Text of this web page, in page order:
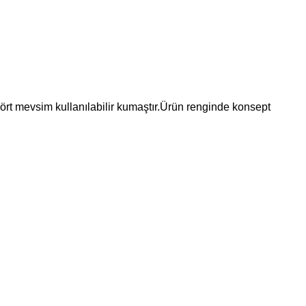
mevsim kullanılabilir kumaştır.Ürün renginde konsept